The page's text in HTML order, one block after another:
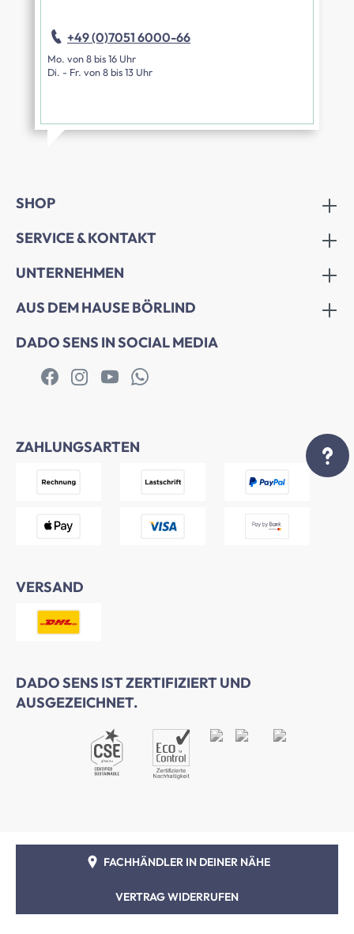
+49 (0)7051 6000-66
Mo. von 8 bis 16 Uhr
Di. - Fr. von 8 bis 13 Uhr
SHOP
SERVICE & KONTAKT
UNTERNEHMEN
AUS DEM HAUSE BÖRLIND
DADO SENS IN SOCIAL MEDIA
ZAHLUNGSARTEN
VERSAND
DADO SENS IST ZERTIFIZIERT UND
AUSGEZEICHNET.
FACHHÄNDLER IN DEINER NÄHE
VERTRAG WIDERRUFEN